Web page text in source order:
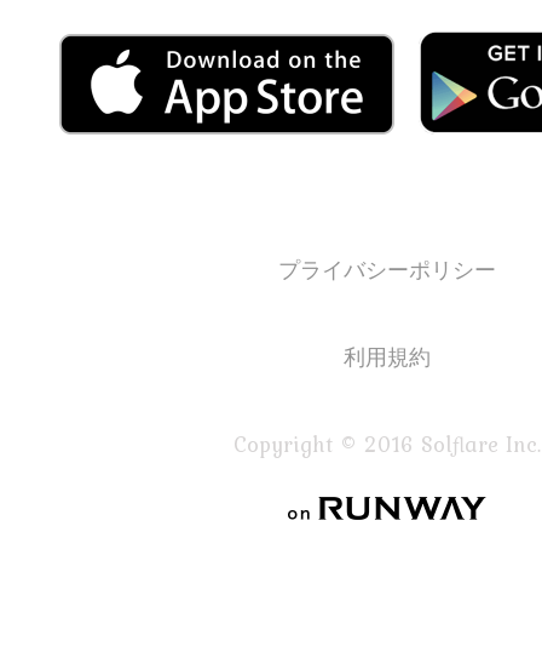
プライバシーポリシー
利用規約
Copyright © 2016 Solflare Inc.